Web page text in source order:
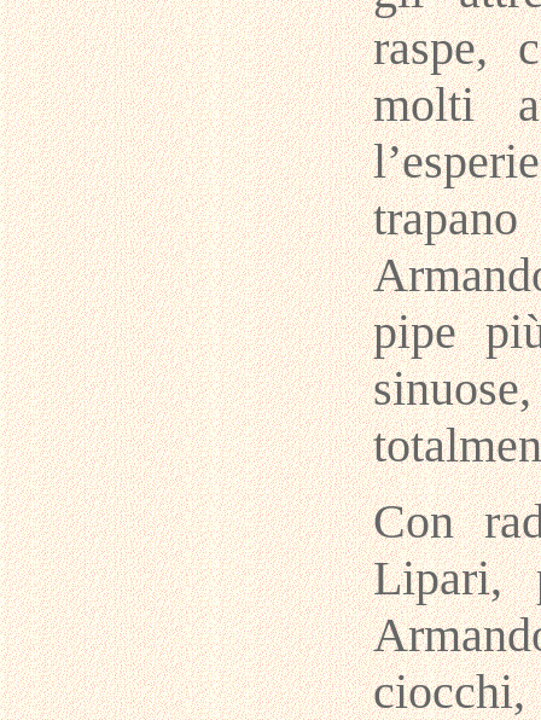
raspe,
molti
pipe
Con
Lipari,